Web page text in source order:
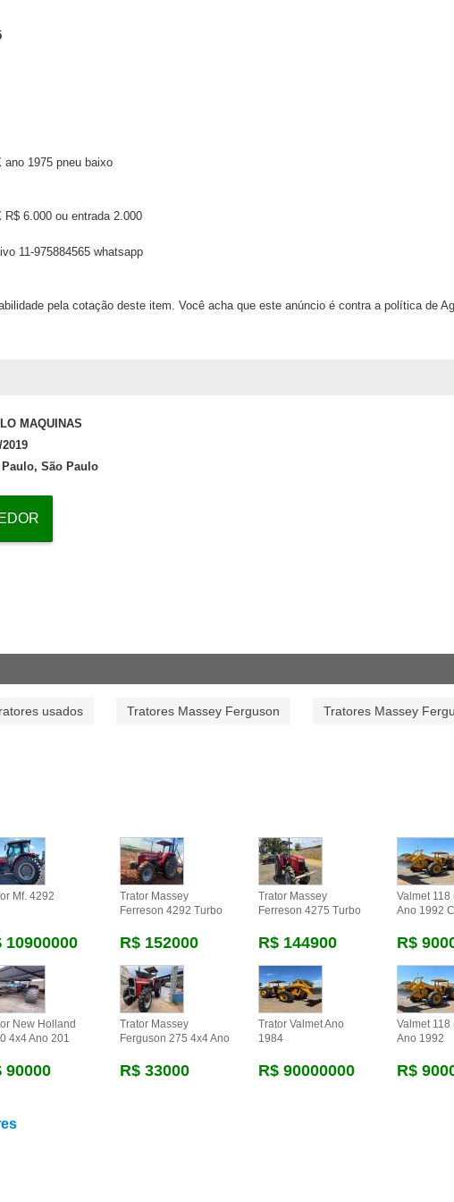
1975 pneu baixo
R$ 6.000 ou entrada 2.000
11-975884565 whatsapp
pela cotação deste item. Você acha que este anúncio é contra a política de
MAQUINAS
Paulo, São Paulo
usados Tratores Massey Ferguson Tratores Massey
Mf. 4292
10900000
Trator Massey
Ferreson 4292 Turbo
R$ 152000
Trator Massey
Ferreson 4275 Turbo
R$ 144900
Valmet 118
Ano 1992
R$
New Holland
4x4 Ano 201
90000
Trator Massey
Ferguson 275 4x4 Ano
R$ 33000
Trator Valmet Ano
1984
R$ 90000000
Valmet 118
Ano 1992
R$